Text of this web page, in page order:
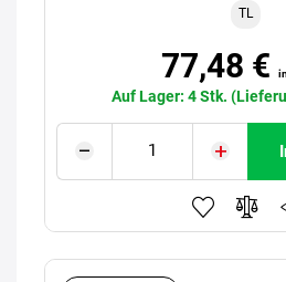
TL
77,48 €
Auf Lager: 4 Stk.